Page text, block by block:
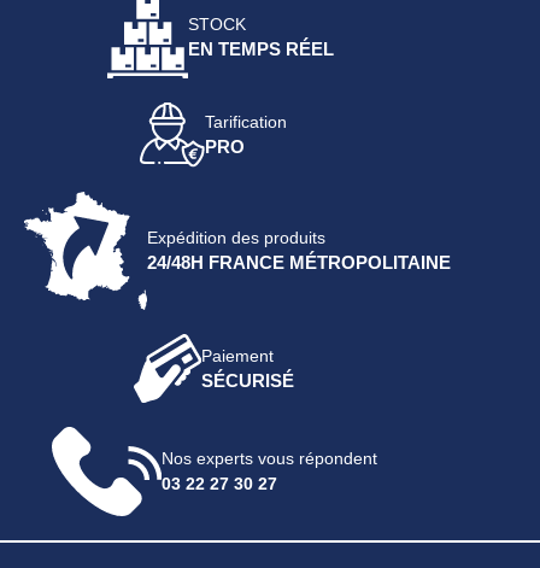
STOCK
EN TEMPS RÉEL
Tarification
PRO
Expédition des produits
24/48H FRANCE MÉTROPOLITAINE
Paiement
SÉCURISÉ
Nos experts vous répondent
03 22 27 30 27